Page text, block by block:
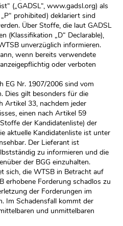
(„GADSL“, www.gadsl.org) als
prohibited) deklariert sind
Über Stoffe, die laut GADSL
(Klassifikation „D“ Declarable),
unverzüglich informieren.
wenn bereits verwendete
oder verboten
EG Nr. 1907/2006 sind vom
Dies gilt besonders für die
Artikel 33, nachdem jeder
einen nach Artikel 59
der Kandidatenliste) der
aktuelle Kandidatenliste ist unter
Der Lieferant ist
zu informieren und die
der BGG einzuhalten.
sich, die WTSB in Betracht auf
erhobene Forderung schadlos zu
der Forderungen im
Im Schadensfall kommt der
und unmittelbaren